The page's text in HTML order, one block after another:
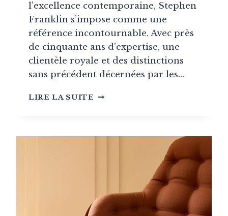
l’excellence contemporaine, Stephen
Franklin s’impose comme une
référence incontournable. Avec près
de cinquante ans d’expertise, une
clientèle royale et des distinctions
sans précédent décernées par les…
LIRE LA SUITE STEPHEN
DE
TRADITIONNELLE
LA
TENTURE